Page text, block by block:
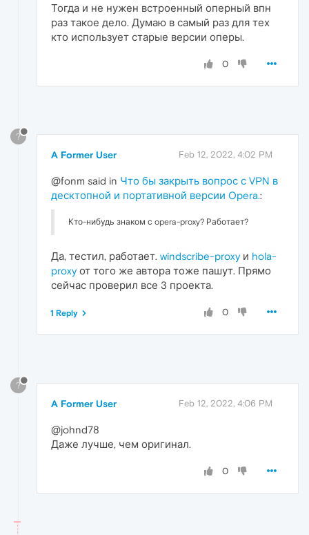
Тогда и не нужен встроенный оперный впн
раз такое дело. Думаю в самый раз для тех
кто использует старые версии оперы.
0
?
A Former User Feb 12, 2022, 4:02 PM
@fonm said in Что бы закрыть вопрос с VPN в
десктопной и портативной версии Opera.:
Кто-нибудь знаком с opera-proxy? Работает?
Да, тестил, работает. windscribe-proxyи hola-
proxyот того же автора тоже пашут. Прямо
сейчас проверил все 3 проекта.
0
1 Reply
?
A Former User Feb 12, 2022, 4:06 PM
@johnd78
Даже лучше, чем оригинал.
0